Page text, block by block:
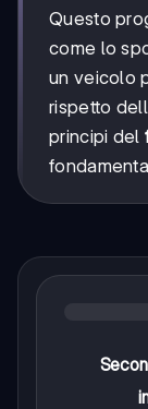
Questo
come lo
un veicolo
rispetto
principi del